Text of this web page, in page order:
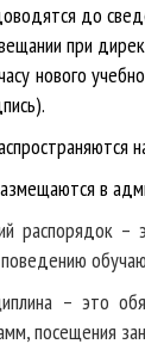
до
при
нового
в
распорядок –
– это
посещения